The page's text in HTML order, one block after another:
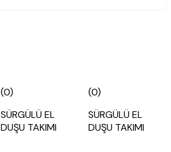
(0)
SÜRGÜLÜ EL
DUŞU TAKIMI
(0)
SÜRGÜLÜ EL
DUŞU TAKIMI